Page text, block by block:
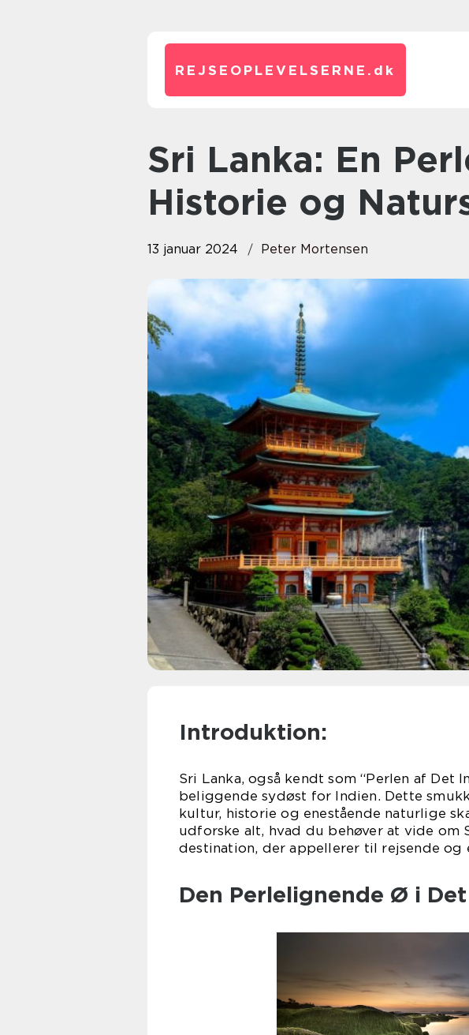
REJSEOPLEVELSERNE. dk
Sri Lanka: En Perle af Kultur,
Historie og
13 januar 2024 Peter Mortensen
Introduktion:
Sri Lanka, også kendt som “Perlen af Det
beliggende sydøst for Indien. Dette
kultur, historie og enestående naturlige
udforske alt, hvad du behøver at vide om
destination, der appellerer til rejsende og
Den Perlelignende Ø i